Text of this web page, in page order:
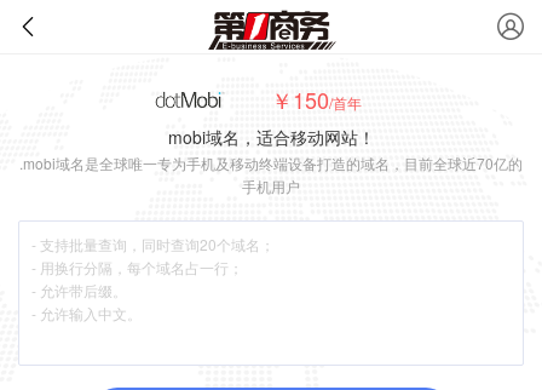
￥150/首年
mobi域名，适合移动网站！
.mobi域名是全球唯一专为手机及移动终端设备打造的域名，目前全球近70亿的
手机用户